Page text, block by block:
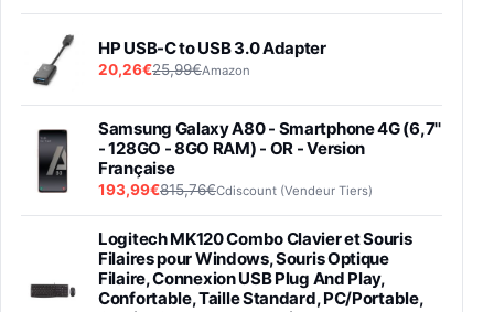
HP USB-C to USB 3.0 Adapter
20,26€25,99€Amazon
Samsung Galaxy A80 - Smartphone 4G (6,7''
- 128GO - 8GO RAM) - OR - Version
Française
193,99€815,76€Cdiscount (Vendeur Tiers)
Logitech MK120 Combo Clavier et Souris
Filaires pour Windows, Souris Optique
Filaire, Connexion USB Plug And Play,
Confortable, Taille Standard, PC/Portable,